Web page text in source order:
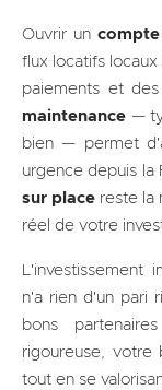
Ouvrir un
flux locatifs
paiements et
maintenance —
bien — permet
urgence depuis la
sur place reste la
réel de votre
L'investissement
n'a rien d'un pari
bons
rigoureuse, votre
tout en se